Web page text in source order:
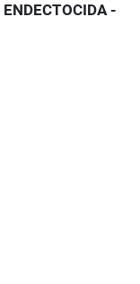
ENDECTOCIDA -